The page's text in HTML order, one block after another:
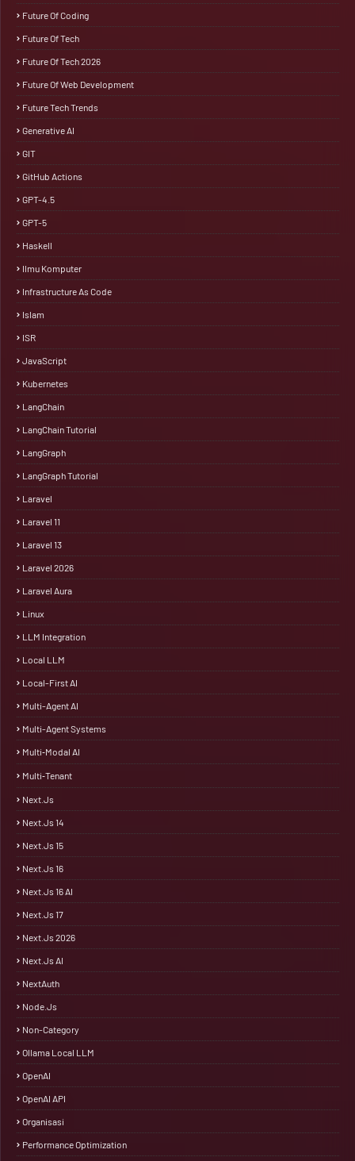
Future Of Coding
Future Of Tech
Future Of Tech 2026
Future Of Web Development
Future Tech Trends
Generative AI
GIT
GitHub Actions
GPT-4.5
GPT-5
Haskell
Ilmu Komputer
Infrastructure As Code
Islam
ISR
JavaScript
Kubernetes
LangChain
LangChain Tutorial
LangGraph
LangGraph Tutorial
Laravel
Laravel 11
Laravel 13
Laravel 2026
Laravel Aura
Linux
LLM Integration
Local LLM
Local-First AI
Multi-Agent AI
Multi-Agent Systems
Multi‑Modal AI
Multi‑Tenant
Next.js
Next.js 14
Next.js 15
Next.js 16
Next.js 16 AI
Next.js 17
Next.js 2026
Next.js AI
NextAuth
Node.js
Non-Category
Ollama Local LLM
OpenAI
OpenAI API
Organisasi
Performance Optimization